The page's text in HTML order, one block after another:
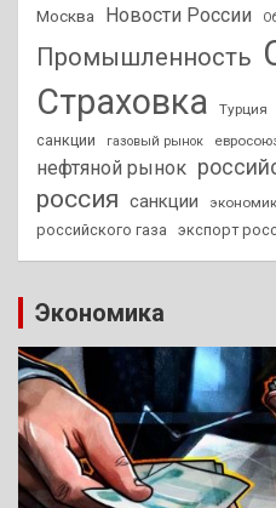
Москва Новости России
Промышленность
Страховка
Турция
санкции
газовый рынок
нефтяной рынок
россия санкции
российского газа
экспорт
Экономика